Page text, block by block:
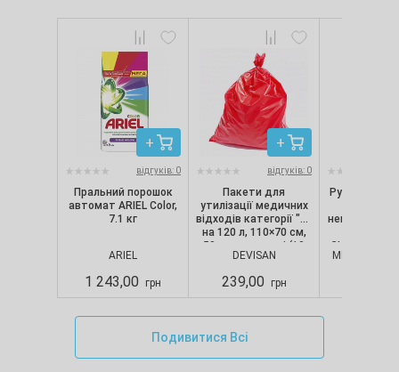
відгуків: 0
Пральний порошок
автомат ARIEL Color,
7.1 кг
ARIEL
1 243,00 грн
відгуків: 0
Пакети для
утилізації медичних
відходів категорії "B"
на 120 л, 110×70 см,
50 мкм, червоні (10
шт./уп.), Devisan
DEVISAN
239,00 грн
Рукавички
непопудрені,
CLASSIC,
MERCATOR
Подивитися Всі